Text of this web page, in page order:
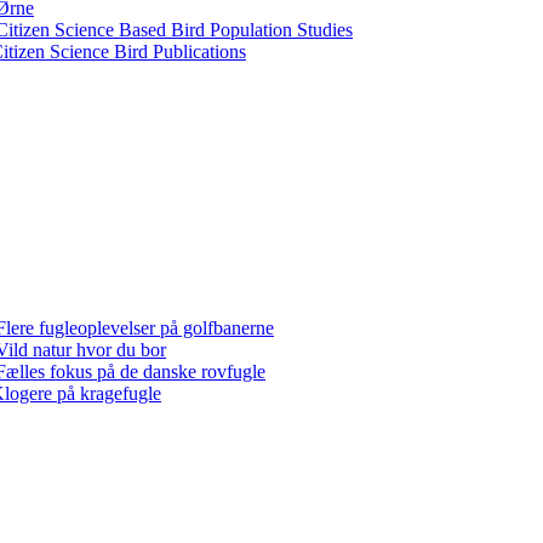
Science Based Bird Population Studies
Science Bird Publications
fugleoplevelser på golfbanerne
natur hvor du bor
fokus på de danske rovfugle
på kragefugle